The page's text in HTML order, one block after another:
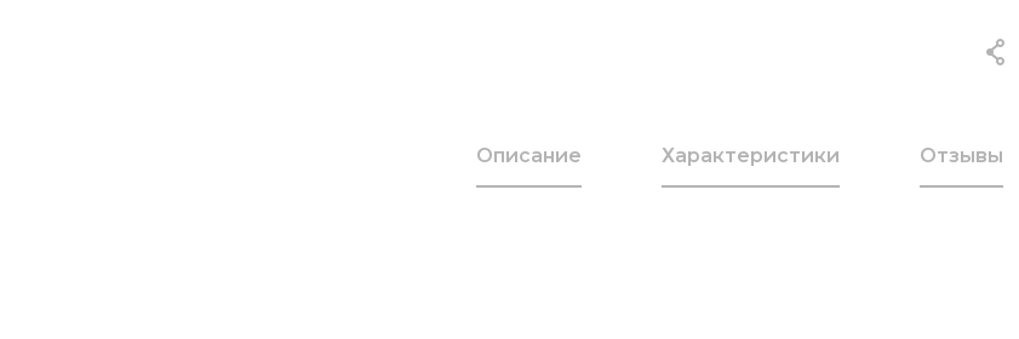
Описание Характеристики Отзывы